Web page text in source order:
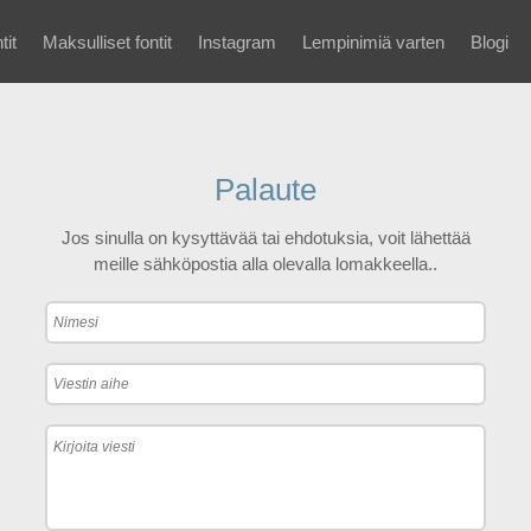
Maksulliset fontit Instagram Lempinimiä varten Blogi
Palaute
Jos sinulla on kysyttävää tai ehdotuksia, voit lähettää
meille sähköpostia alla olevalla lomakkeella..